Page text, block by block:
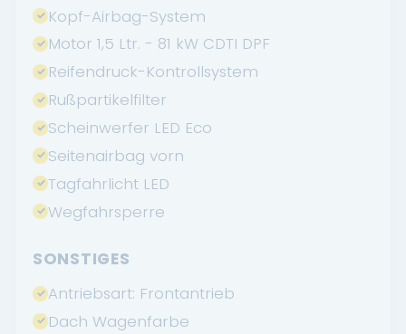
Kopf-Airbag-System
Motor 1,5 Ltr. - 81 kW CDTI DPF
Reifendruck-Kontrollsystem
Rußpartikelfilter
Scheinwerfer LED Eco
Seitenairbag vorn
Tagfahrlicht LED
Wegfahrsperre
SONSTIGES
Antriebsart: Frontantrieb
Dach Wagenfarbe